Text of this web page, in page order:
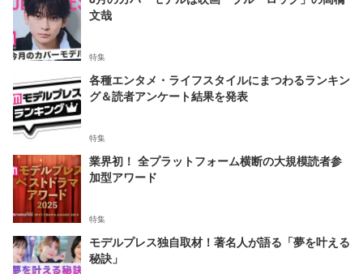
文哉
特集
各種エンタメ・ライフスタイルにまつわるランキン
グ＆読者アンケート結果を発表
特集
業界初！ 全プラットフォーム横断の大規模読者参
加型アワード
特集
モデルプレス独自取材！著名人が語る「夢を叶える
秘訣」